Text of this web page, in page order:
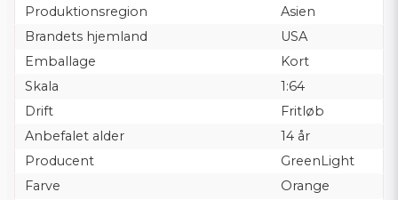
Produktionsregion
Asien
Brandets hjemland
USA
Emballage
Kort
Skala
1:64
Drift
Fritløb
Anbefalet alder
14 år
Producent
GreenLight
Farve
Orange